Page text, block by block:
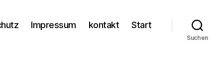
Impressum kontakt Start
Suchen